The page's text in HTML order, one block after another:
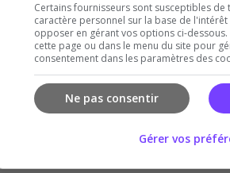
Il n'y a pas encore
Qualité Staff du serveur
Donner le
Certains fournisseurs sont susceptibles de
caractère personnel sur la base de
opposer en gérant vos options ci-dessous.
cette page ou dans le menu du site pour
consentement dans les paramètres des
Ne pas consentir
Gérer vos